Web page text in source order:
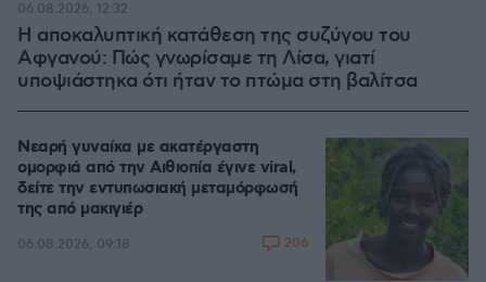
Η αποκαλυπτική κατάθεση της συζύγου του
Αφγανού: Πώς γνωρίσαμε τη Λίσα, γιατί
υποψιάστηκα ότι ήταν το πτώμα στη βαλίτσα
06.08.2026, 12:32
Νεαρή γυναίκα με ακατέργαστη
ομορφιά από την Αιθιοπία έγινε viral,
δείτε την εντυπωσιακή μεταμόρφωσή
της από μακιγιέρ
06.08.2026, 09:18 206